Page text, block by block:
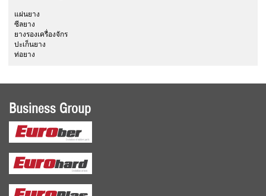
แผ่นยาง
ซีลยาง
ยางรองเครื่องจักร
ปะเก็นยาง
ท่อยาง
Business Group